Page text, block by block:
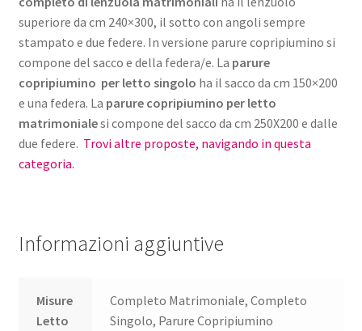
superiore da cm 240×300, il sotto con angoli sempre
stampato e due federe. In versione parure copripiumino si
compone del sacco e della federa/e. La parure
copripiumino per letto singolo ha il sacco da cm 150×200
e una federa. La parure copripiumino per letto
matrimonialesi compone del sacco da cm 250X200 e dalle
due federe. Trovi altre proposte, navigando in questa
categoria.
Informazioni aggiuntive
Misure
Letto
Completo Matrimoniale, Completo
Singolo, Parure Copripiumino